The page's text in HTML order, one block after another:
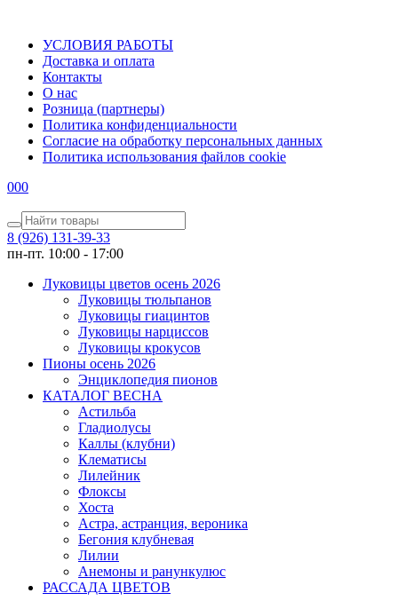
УСЛОВИЯ РАБОТЫ
Доставка и оплата
Контакты
О наc
Розница (партнеры)
Политика конфиденциальности
Согласие на обработку персональных данных
Политика использования файлов сookie
000
8 (926) 131-39-33
пн-пт. 10:00 - 17:00
Луковицы цветов осень 2026
Луковицы тюльпанов
Луковицы гиацинтов
Луковицы нарциссов
Луковицы крокусов
Пионы осень 2026
Энциклопедия пионов
КАТАЛОГ ВЕСНА
Астильба
Гладиолусы
Каллы (клубни)
Клематисы
Лилейник
Флоксы
Хоста
Астра, астранция, вероника
Бегония клубневая
Лилии
Анемоны и ранункулюс
РАССАДА ЦВЕТОВ